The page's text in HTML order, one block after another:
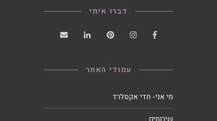
דברו איתי
עמודי האתר
מי אני- חדי אקסלרד